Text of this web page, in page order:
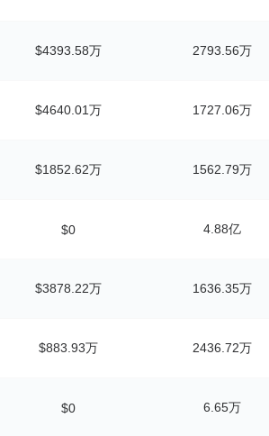
$4393.58万 2793.56万
$4640.01万 1727.06万
$1852.62万 1562.79万
$0 4.88亿
$3878.22万 1636.35万
$883.93万 2436.72万
$0 6.65万